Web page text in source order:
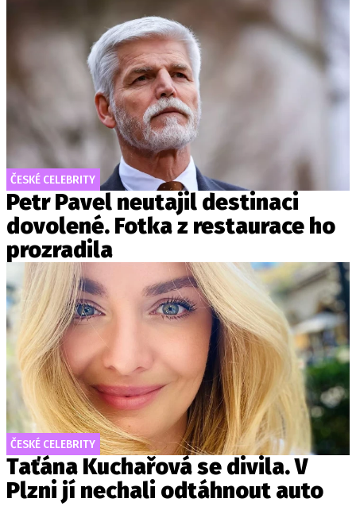
ČESKÉ CELEBRITY
Petr Pavel neutajil destinaci
dovolené. Fotka z restaurace ho
prozradila
ČESKÉ CELEBRITY
Taťána Kuchařová se divila. V
Plzni jí nechali odtáhnout auto